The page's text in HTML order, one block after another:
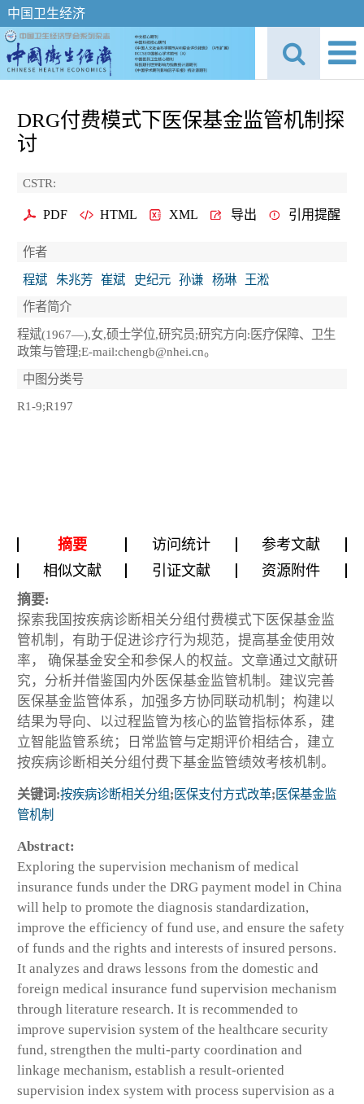
中国卫生经济
DRG付费模式下医保基金监管机制探
讨
CSTR:
PDF HTML XML 导出 引用提醒
作者
程斌
朱兆芳 崔斌 史纪元 孙谦 杨琳
王淞
作者简介
程斌(1967—),女,硕士学位,研究员;研究方向:医疗保障、卫生
政策与管理;E-mail:chengb@nhei.cn。
中图分类号
R1-9;R197
摘要 访问统计
参考文献
相似文献
引证文献 资源附件
摘要:
探索我国按疾病诊断相关分组付费模式下医保基金监
管机制，有助于促进诊疗行为规范，提高基金使用效
率， 确保基金安全和参保人的权益。文章通过文献研
究，分析并借鉴国内外医保基金监管机制。建议完善
医保基金监管体系，加强多方协同联动机制；构建以
结果为导向、以过程监管为核心的监管指标体系，建
立智能监管系统；日常监管与定期评价相结合，建立
按疾病诊断相关分组付费下基金监管绩效考核机制。
关键词:按疾病诊断相关分组; 医保支付方式改革; 医保基金监
管机制
Abstract:
Exploring the supervision mechanism of medical
insurance funds under the DRG payment model in China
will help to promote the diagnosis standardization,
improve the efficiency of fund use, and ensure the safety
of funds and the rights and interests of insured persons.
It analyzes and draws lessons from the domestic and
foreign medical insurance fund supervision mechanism
through literature research. It is recommended to
improve supervision system of the healthcare security
fund, strengthen the multi-party coordination and
linkage mechanism, establish a result-oriented
supervision index system with process supervision as a